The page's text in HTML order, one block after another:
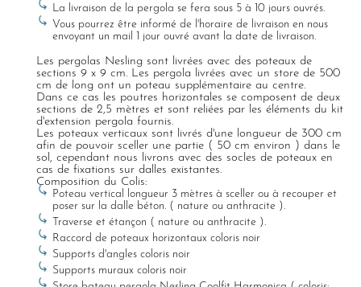
La livraison de la pergola se fera sous 5 à 10 jours ouvrés.
Vous pourrez être informé de l'horaire de livraison en nous
envoyant un mail 1 jour ouvré avant la date de livraison.
Les pergolas Nesling sont livrées avec des poteaux de
sections 9 x 9 cm. Les pergola livrées avec un store de 500
cm de long ont un poteau supplémentaire au centre.
Dans ce cas les poutres horizontales se composent de deux
sections de 2,5 mètres et sont reliées par les éléments du kit
d'extension pergola fournis.
Les poteaux verticaux sont livrés d'une longueur de 300 cm
afin de pouvoir sceller une partie ( 50 cm environ ) dans le
sol, cependant nous livrons avec des socles de poteaux en
cas de fixations sur dalles existantes.
Composition du Colis:
Poteau vertical longueur 3 mètres à sceller ou à recouper et
poser sur la dalle béton. ( nature ou anthracite ).
Traverse et étançon ( nature ou anthracite ).
Raccord de poteaux horizontaux coloris noir
Supports d'angles coloris noir
Supports muraux coloris noir